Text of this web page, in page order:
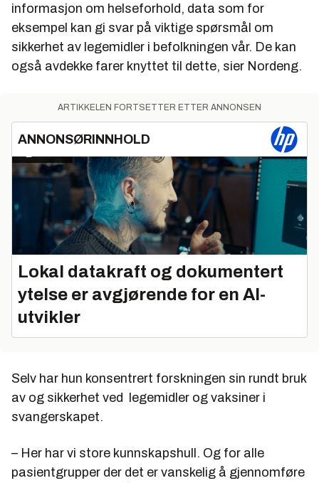
informasjon om helseforhold, data som for
eksempel kan gi svar på viktige spørsmål om
sikkerhet av legemidler i befolkningen vår. De kan
også avdekke farer knyttet til dette, sier Nordeng.
ARTIKKELEN FORTSETTER ETTER ANNONSEN
ANNONSØRINNHOLD
Lokal datakraft og dokumentert
ytelse er avgjørende for en AI-
utvikler
Selv har hun konsentrert forskningen sin rundt bruk
av og sikkerhet ved legemidler og vaksiner i
svangerskapet.
– Her har vi store kunnskapshull. Og for alle
pasientgrupper der det er vanskelig å gjennomføre